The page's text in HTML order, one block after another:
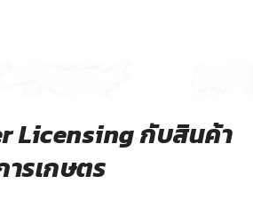
Licensing กับสินค้า
รเกษตร